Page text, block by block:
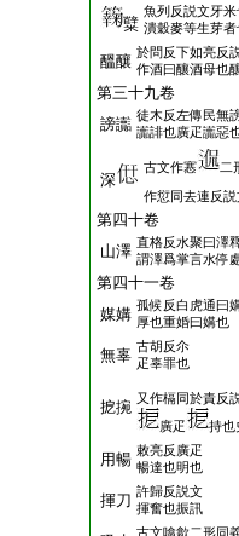
糱
魚列反説文牙米
潰穀麥等生芽者
醞釀 於問反下如亮反
作酒曰釀酒母也
第三十九卷
謗讟 徒木反左傳民無
讟誹也廣疋讟惡
深
古文作㥶
二
作愆同去連反説
第四十卷
山澤 直格反水聚曰澤
謂澤爲掌言水停
第四十一卷
媒媾 孤候反白虎通曰
厚也重婚曰媾也
無辜 古胡反尒
疋辜罪也
㧖捥 又作槅同於責反
廣疋
持也
用暢 敕亮反廣疋
暢達也明也
揮刀 許歸反説文
揮奮也振訊
古文噏歙二形同